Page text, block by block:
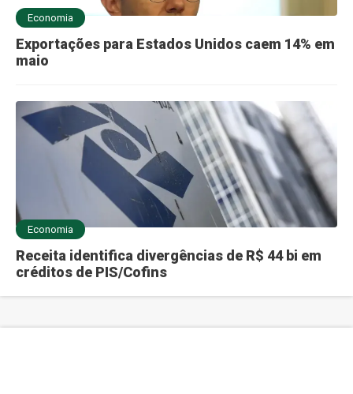
Economia
Exportações para Estados Unidos caem 14% em
maio
Economia
Receita identifica divergências de R$ 44 bi em
créditos de PIS/Cofins